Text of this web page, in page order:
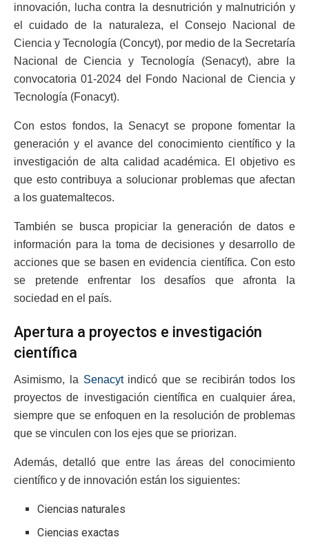
innovación, lucha contra la desnutrición y malnutrición y
el cuidado de la naturaleza, el Consejo Nacional de
Ciencia y Tecnología (Concyt), por medio de la Secretaría
Nacional de Ciencia y Tecnología (Senacyt), abre la
convocatoria 01-2024 del Fondo Nacional de Ciencia y
Tecnología (Fonacyt).
Con estos fondos, la Senacyt se propone fomentar la
generación y el avance del conocimiento científico y la
investigación de alta calidad académica. El objetivo es
que esto contribuya a solucionar problemas que afectan
a los guatemaltecos.
También se busca propiciar la generación de datos e
información para la toma de decisiones y desarrollo de
acciones que se basen en evidencia científica. Con esto
se pretende enfrentar los desafíos que afronta la
sociedad en el país.
Apertura a proyectos e investigación
científica
Asimismo, la Senacytindicó que se recibirán todos los
proyectos de investigación científica en cualquier área,
siempre que se enfoquen en la resolución de problemas
que se vinculen con los ejes que se priorizan.
Además, detalló que entre las áreas del conocimiento
científico y de innovación están los siguientes:
Ciencias naturales
Ciencias exactas